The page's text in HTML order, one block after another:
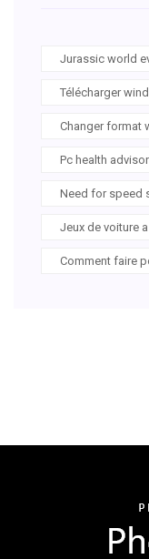
Jurassic world
Télécharger
Changer format
Pc health
Need for speed
Jeux de voiture
Comment faire